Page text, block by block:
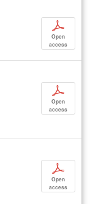
p
Open
access
p
Open
access
p
Open
access